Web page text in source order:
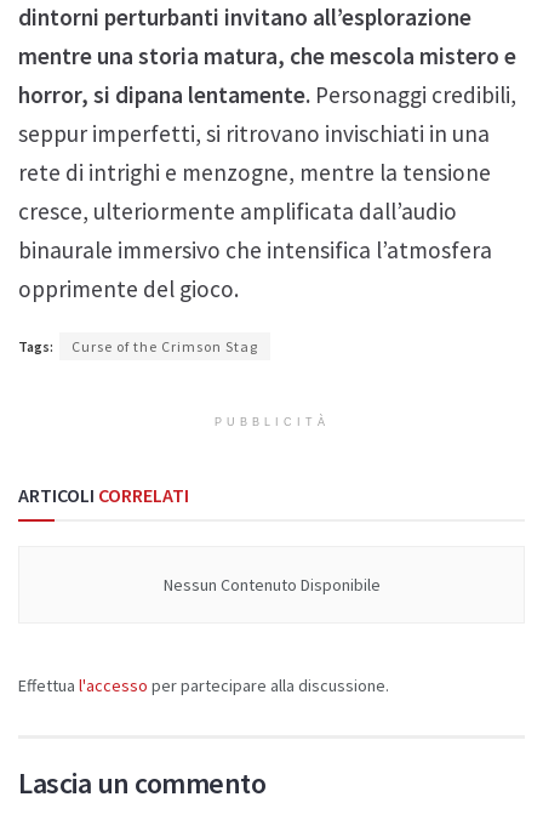
dintorni perturbanti invitano all’esplorazione
mentre una storia matura, che mescola mistero e
horror, si dipana lentamente. Personaggi credibili,
seppur imperfetti, si ritrovano invischiati in una
rete di intrighi e menzogne, mentre la tensione
cresce, ulteriormente amplificata dall’audio
binaurale immersivo che intensifica l’atmosfera
opprimente del gioco.
Tags: Curse of the Crimson Stag
PUBBLICITÀ
ARTICOLI CORRELATI
Nessun Contenuto Disponibile
Effettua l'accesso per partecipare alla discussione.
Lascia un commento